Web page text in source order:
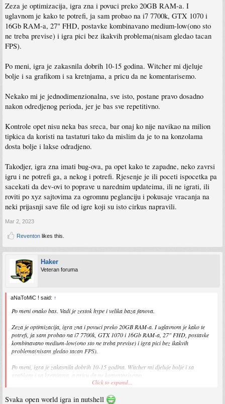
Zeza je optimizacija, igra zna i povuci preko 20GB RAM-a. I
uglavnom je kako te potrefi, ja sam probao na i7 7700k, GTX 1070 i
16Gb RAM-a, 27" FHD, postavke kombinavano medium-low(ono sto
ne treba previse) i igra pici bez ikakvih problema(nisam gledao tacan
FPS).
Po meni, igra je zakasnila dobrih 10-15 godina. Witcher mi djeluje
bolje i sa grafikom i sa kretnjama, a pricu da ne komentarisemo.
Nekako mi je jednodimenzionalna, sve isto, postane pravo dosadno
nakon odredjenog perioda, jer je bas sve repetitivno.
Kontrole opet nisu neka bas sreca, bar onaj ko nije navikao na milion
tipkica da koristi na tastaturi tako da mislim da je to na konzolama
dosta bolje i lakse odradjeno.
Takodjer, igra zna imati bug-ova, pa opet kako te zapadne, neko zavrsi
igru i ne potrefi ga, a nekog i potrefi. Rjesenje je ili poceti ispocetka pa
sacekati da dev-ovi to poprave u narednim updateima, ili ne igrati, ili
roviti po xyz sajtovima za ogromnu peglanciju i pokusaje vracanja na
neki prijasnji save file od igre koji su isto cirkus napravili.
Mar 2, 2023
Reventon likes this.
Haker
Veteran foruma
aNaToMiC ! said: ↑
Po meni onako bas. Vadi je zestok hype i velika baza fanova.
Zeza je optimizacija, igra zna i povuci preko 20GB RAM-a. I uglavnom je kako te
potrefi, ja sam probao na i7 7700k, GTX 1070 i 16Gb RAM-a, 27" FHD, postavke
kombinavano medium-low(ono sto ne treba previse) i igra pici bez ikakvih
problema(nisam gledao tacan FPS).
Po meni, igra je zakasnila dobrih 10-15 godina. Witcher mi djeluje bolje i sa
grafikom i sa kretnjama, a pricu da ne komentarisemo.
odredjenog perioda, jer je bas sve repetitivno.
Click to expand...
Svaka open world igra in nutshell